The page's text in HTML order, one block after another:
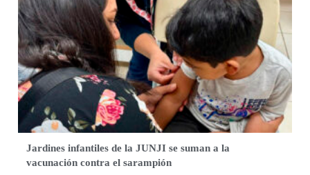
Jardines infantiles de la JUNJI se suman a la
vacunación contra el sarampión